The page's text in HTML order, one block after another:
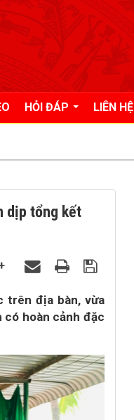
HỎI ĐÁP LIÊN HỆ
dịp tổng kết
trên địa bàn, vừa
có hoàn cảnh đặc